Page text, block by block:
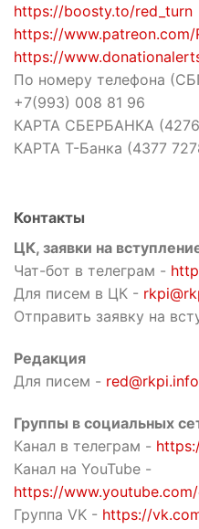
https://boosty.to/red_turn
https://www.patreon.com/
https://
По номеру телефона
+7(993) 008 81 96
КАРТА СБЕРБАНКА
КАРТА Т-Банка (4377
Контакты
ЦК, заявки на
Чат-бот в телеграм -
Для писем в ЦК -
Отправить заявку на
Редакция
Для писем - red@rkpi.info
Группы в социальных
Канал в телеграм -
Канал на YouTube -
https://
Группа VK - https://